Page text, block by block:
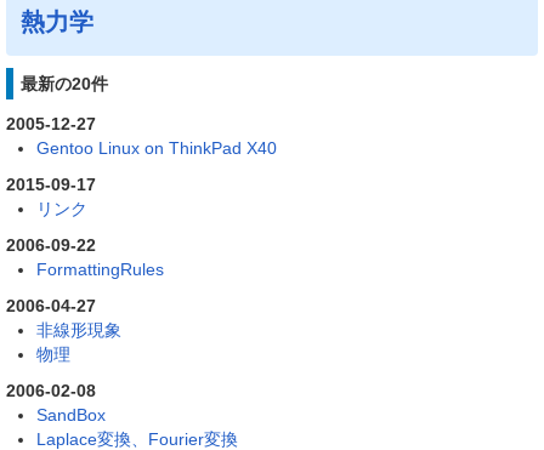
一覧
単語検索
熱力学
最新の20件
2005-12-27
Gentoo Linux on ThinkPad X40
2015-09-17
リンク
2006-09-22
FormattingRules
2006-04-27
非線形現象
物理
2006-02-08
SandBox
Laplace変換、Fourier変換